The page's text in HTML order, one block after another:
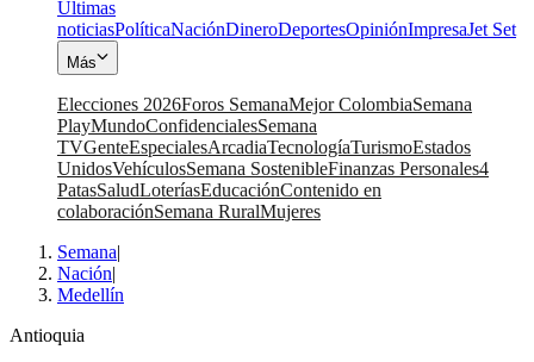
Últimas
noticiasPolíticaNaciónDineroDeportesOpiniónImpresaJet Set
Más
Elecciones 2026Foros SemanaMejor ColombiaSemana
PlayMundoConfidencialesSemana
TVGenteEspecialesArcadiaTecnologíaTurismoEstados
UnidosVehículosSemana SostenibleFinanzas Personales4
PatasSaludLoteríasEducaciónContenido en
colaboraciónSemana RuralMujeres
Semana|
Nación|
Medellín
Antioquia